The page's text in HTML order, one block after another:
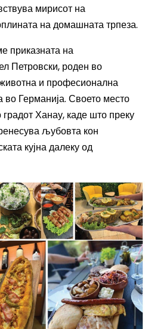
мирисот на
на домашната трпеза.
приказната на
Петровски, роден во
и професионална
во Германија. Своето место
градот Ханау, каде што преку
љубовта кон
кујна далеку од